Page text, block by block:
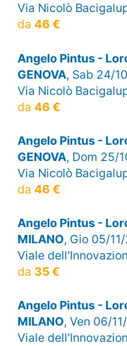
Via Nicolò
da 46 €
Angelo Pintus -
GENOVA, Sab 24/
Via Nicolò
da 46 €
Angelo Pintus -
GENOVA, Dom 25/
Via Nicolò
da 46 €
Angelo Pintus -
MILANO, Gio 05/
Viale
da 35 €
Angelo Pintus -
MILANO, Ven 06/
Viale